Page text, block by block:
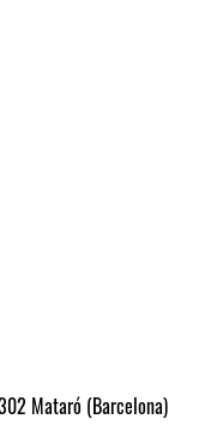
Mataró (Barcelona)